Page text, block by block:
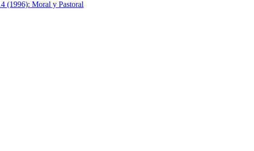
(1996): Moral y Pastoral